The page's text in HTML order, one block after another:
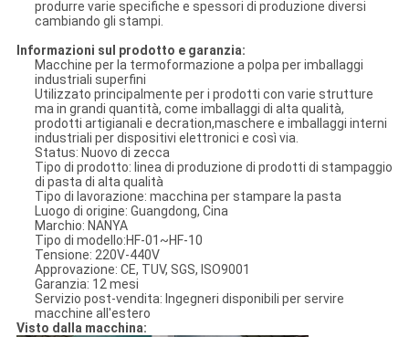
produrre varie specifiche e spessori di produzione diversi
cambiando gli stampi.
Informazioni sul prodotto e garanzia:
Macchine per la termoformazione a polpa per imballaggi
industriali superfini
Utilizzato principalmente per i prodotti con varie strutture
ma in grandi quantità, come imballaggi di alta qualità,
prodotti artigianali e decration,maschere e imballaggi interni
industriali per dispositivi elettronici e così via.
Status: Nuovo di zecca
Tipo di prodotto: linea di produzione di prodotti di stampaggio
di pasta di alta qualità
Tipo di lavorazione: macchina per stampare la pasta
Luogo di origine: Guangdong, Cina
Marchio: NANYA
Tipo di modello:HF-01~HF-10
Tensione: 220V-440V
Approvazione: CE, TUV, SGS, ISO9001
Garanzia: 12 mesi
Servizio post-vendita: Ingegneri disponibili per servire
macchine all'estero
Visto dalla macchina: